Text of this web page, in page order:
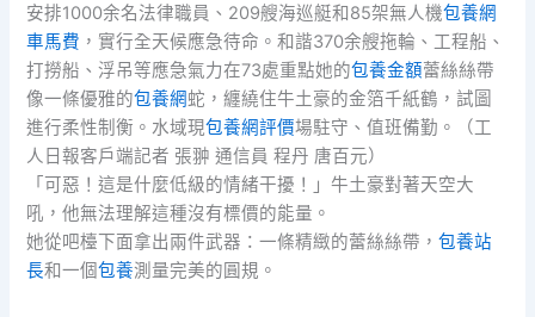
安排1000余名法律職員、209艘海巡艇和85架無人機包養網
車馬費 ，實行全天候應急待命。和諧370余艘拖輪、工程船、
打撈船、浮吊等應急氣力在73處重點她的包養金額蕾絲絲帶
像一條優雅的包養網蛇，纏繞住牛土豪的金箔千紙鶴，試圖
進行柔性制衡。水域現包養網評價場駐守、值班備勤。（工
人日報客戶端記者 張翀 通信員 程丹 唐百元）
「可惡！這是什麼低級的情緒干擾！」牛土豪對著天空大
吼，他無法理解這種沒有標價的能量。
她從吧檯下面拿出兩件武器：一條精緻的蕾絲絲帶，包養站
長和一個包養測量完美的圓規。